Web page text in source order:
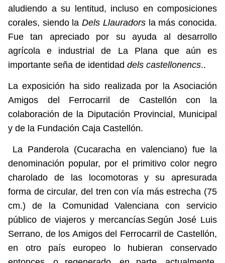
aludiendo a su lentitud, incluso en composiciones
corales, siendo laDels Llauradorsla más conocida.
Fue tan apreciado por su ayuda al desarrollo
agrícola e industrial de La Plana que aún es
importante seña de identidad dels castellonencs..
La exposición ha sido realizada por la Asociación
Amigos del Ferrocarril de Castellón con la
colaboración de la Diputación Provincial, Municipal
y de la Fundación Caja Castellón.
La Panderola (Cucaracha en valenciano) fue la
denominación popular, por el primitivo color negro
charolado de las locomotoras y su apresurada
forma de circular, del tren con vía más estrecha (75
cm.) de la Comunidad Valenciana con servicio
público de viajeros y mercancías.Según José Luis
Serrano, de los Amigos del Ferrocarril de Castellón,
en otro país europeo lo hubieran conservado